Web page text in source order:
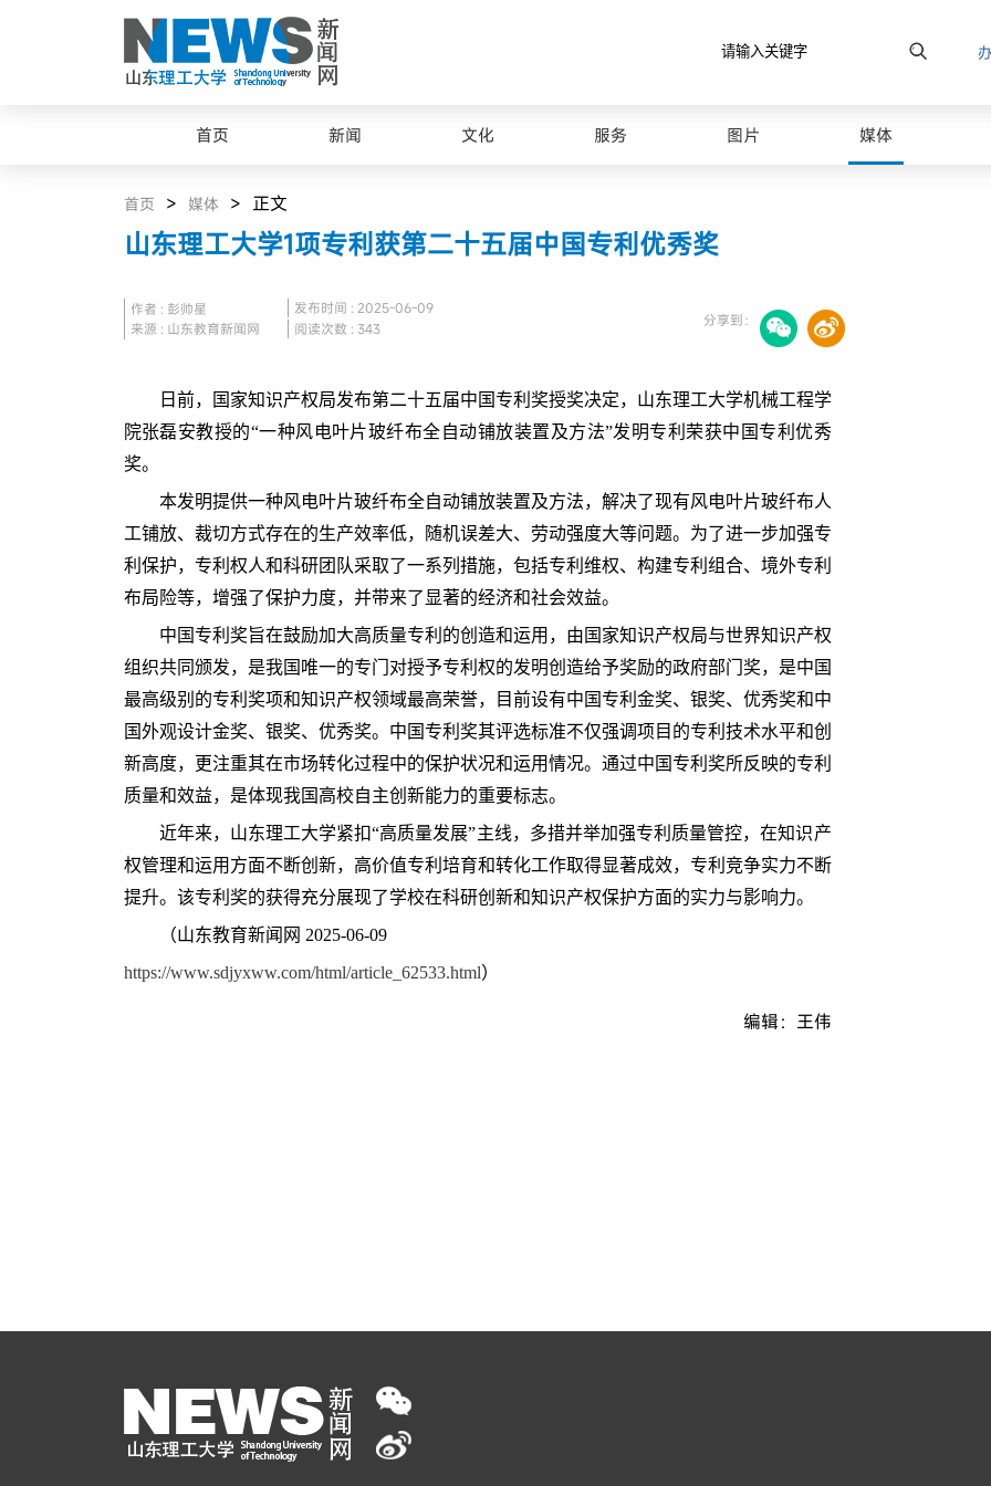
首页 新闻 文化 服务 图片 媒体
首页 > 媒体 > 正文
山东理工大学1项专利获第二十五届中国专利优秀奖
作者 : 彭帅星
来源 : 山东教育新闻网
发布时间 : 2025-06-09
阅读次数 : 343 分享到：
日前，国家知识产权局发布第二十五届中国专利奖授奖决定，山东理工大学机械工程学
院张磊安教授的“一种风电叶片玻纤布全自动铺放装置及方法”发明专利荣获中国专利优秀
奖。
本发明提供一种风电叶片玻纤布全自动铺放装置及方法，解决了现有风电叶片玻纤布人
工铺放、裁切方式存在的生产效率低，随机误差大、劳动强度大等问题。为了进一步加强专
利保护，专利权人和科研团队采取了一系列措施，包括专利维权、构建专利组合、境外专利
布局险等，增强了保护力度，并带来了显著的经济和社会效益。
中国专利奖旨在鼓励加大高质量专利的创造和运用，由国家知识产权局与世界知识产权
组织共同颁发，是我国唯一的专门对授予专利权的发明创造给予奖励的政府部门奖，是中国
最高级别的专利奖项和知识产权领域最高荣誉，目前设有中国专利金奖、银奖、优秀奖和中
国外观设计金奖、银奖、优秀奖。中国专利奖其评选标准不仅强调项目的专利技术水平和创
新高度，更注重其在市场转化过程中的保护状况和运用情况。通过中国专利奖所反映的专利
质量和效益，是体现我国高校自主创新能力的重要标志。
近年来，山东理工大学紧扣“高质量发展”主线，多措并举加强专利质量管控，在知识产
权管理和运用方面不断创新，高价值专利培育和转化工作取得显著成效，专利竞争实力不断
提升。该专利奖的获得充分展现了学校在科研创新和知识产权保护方面的实力与影响力。
（山东教育新闻网 2025-06-09
https://www.sdjyxww.com/html/article_62533.html）
编辑：王伟